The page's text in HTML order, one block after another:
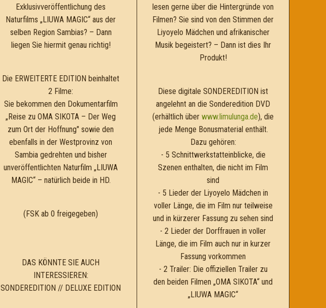
Exklusivveröffentlichung des
Naturfilms „LIUWA MAGIC“ aus der
selben Region Sambias? – Dann
liegen Sie hiermit genau richtig!
Die ERWEITERTE EDITION beinhaltet
2 Filme:
Sie bekommen den Dokumentarfilm
„Reise zu OMA SIKOTA – Der Weg
zum Ort der Hoffnung" sowie den
ebenfalls in der Westprovinz von
Sambia gedrehten und bisher
unveröffentlichten Naturfilm „LIUWA
MAGIC“ – natürlich beide in HD.
(FSK ab 0 freigegeben)
DAS KÖNNTE SIE AUCH
INTERESSIEREN:
SONDEREDITION // DELUXE EDITION
lesen gerne über die Hintergründe von
Filmen? Sie sind von den Stimmen der
Liyoyelo Mädchen und afrikanischer
Musik begeistert? – Dann ist dies Ihr
Produkt!
Diese digitale SONDEREDITION ist
angelehnt an die Sonderedition DVD
(erhältlich über www.limulunga.de), die
jede Menge Bonusmaterial enthält.
Dazu gehören:
- 5 Schnittwerkstatteinblicke, die
Szenen enthalten, die nicht im Film
sind
- 5 Lieder der Liyoyelo Mädchen in
voller Länge, die im Film nur teilweise
und in kürzerer Fassung zu sehen sind
- 2 Lieder der Dorffrauen in voller
Länge, die im Film auch nur in kurzer
Fassung vorkommen
- 2 Trailer: Die offiziellen Trailer zu
den beiden Filmen „OMA SIKOTA“ und
„LIUWA MAGIC“